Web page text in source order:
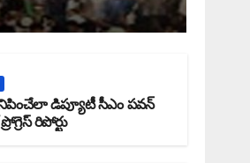
డిప్యూటీ సీఎం పవన్
రిపోర్టు